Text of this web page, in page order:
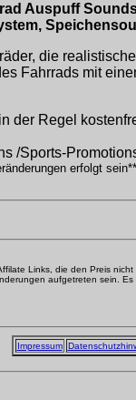
Auspuff
die
Fahrrads mit
der Regel
/Sports-
erfolgt
Links, die den Preis nicht
aufgetreten sein.
Impressum